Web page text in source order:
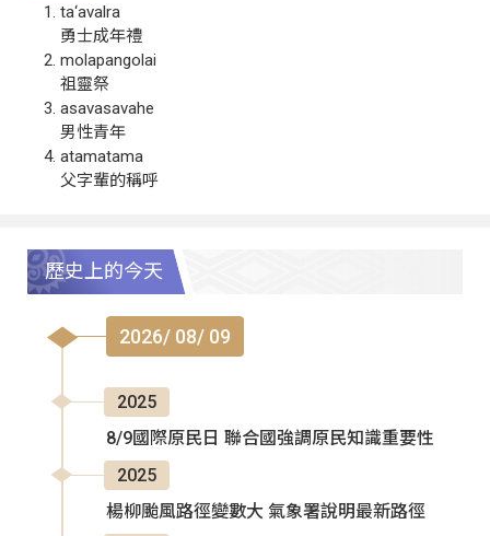
ta‘avalra
勇士成年禮
molapangolai
祖靈祭
asavasavahe
男性青年
atamatama
父字輩的稱呼
歷史上的今天
2026/ 08/ 09
2025
8/9國際原民日 聯合國強調原民知識重要性
2025
楊柳颱風路徑變數大 氣象署說明最新路徑